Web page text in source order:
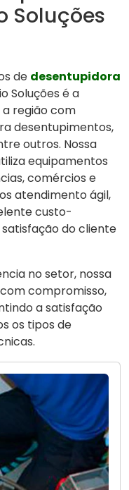
Soluções
de desentupidora
Soluções é a
região com
desentupimentos,
outros. Nossa
equipamentos
comércios e
atendimento ágil,
custo-
do cliente
no setor, nossa
compromisso,
a satisfação
os tipos de